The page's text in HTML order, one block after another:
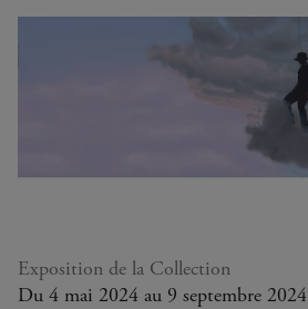
Exposition de la Collection
Du 4 mai 2024 au 9 septembre 2024